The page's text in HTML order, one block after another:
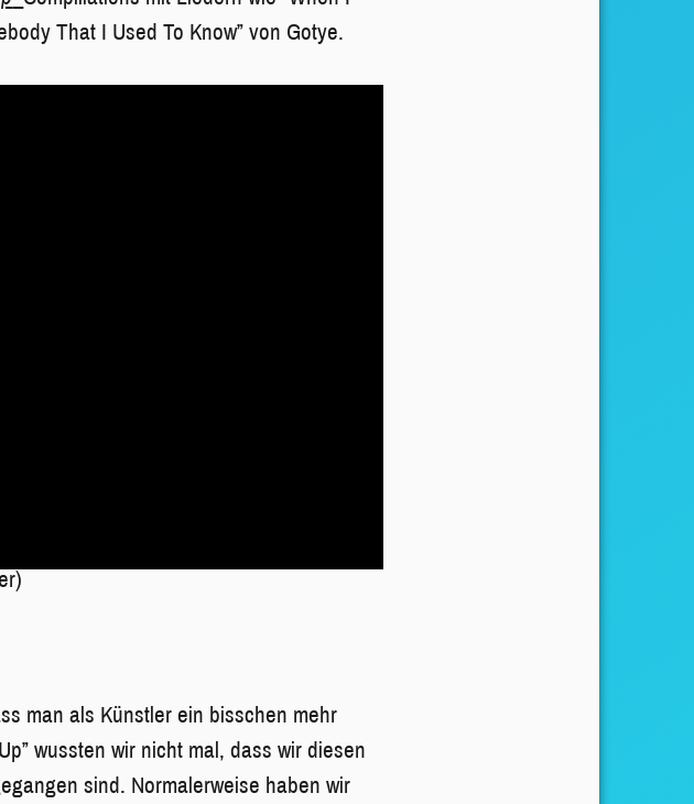
That I Used To Know” von Gotye.
man als Künstler ein bisschen mehr
wussten wir nicht mal, dass wir diesen
sind. Normalerweise haben wir